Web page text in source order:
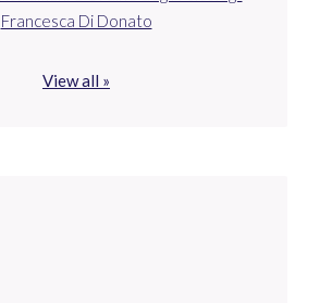
Francesca Di Donato
View all »